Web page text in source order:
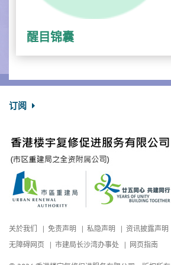
醒目锦囊
订阅
关於我们 免责声明 私隐声明 资讯披露声明
无障碍网页
市建局长沙湾办事处 网页指南